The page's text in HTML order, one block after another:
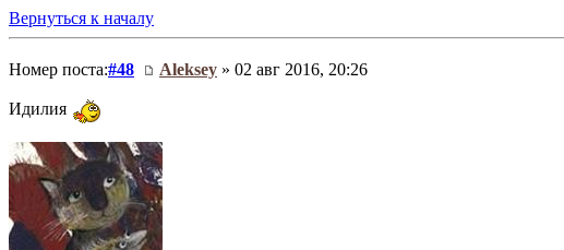
Вернуться к началу
Номер поста:#48 Aleksey » 02 авг 2016, 20:26
Идилия